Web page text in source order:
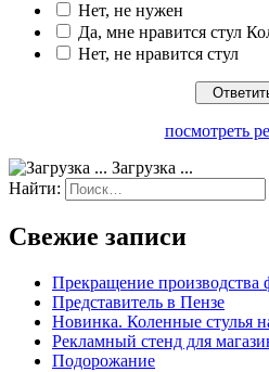
Нет, не нужен
Да, мне нравится стул
Нет, не нравится стул
посмотреть
Загрузка ...
Найти:
Свежие записи
Прекращение производства
Представитель в Пензе
Новинка. Коленные стулья
Рекламный стенд для
Подорожание